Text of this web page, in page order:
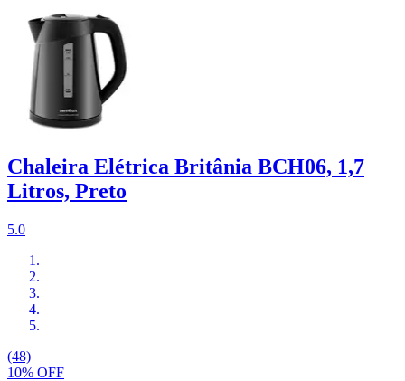
Chaleira Elétrica Britânia BCH06, 1,7
Litros, Preto
5.0
(48)
10% OFF